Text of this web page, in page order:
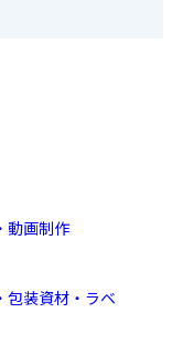
動画制作
包装資材・ラベ